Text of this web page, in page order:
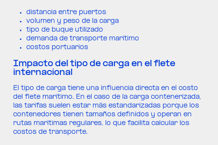
distancia entre puertos
volumen y peso de la carga
tipo de buque utilizado
demanda de transporte marítimo
costos portuarios
Impacto del tipo de carga en el flete
internacional
El tipo de carga tiene una influencia directa en el costo
del flete marítimo. En el caso de la carga contenerizada,
las tarifas suelen estar más estandarizadas porque los
contenedores tienen tamaños definidos y operan en
rutas marítimas regulares, lo que facilita calcular los
costos de transporte.